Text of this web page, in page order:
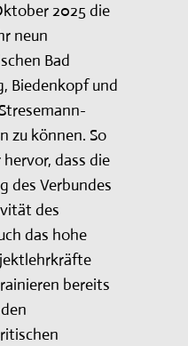
2025 die
neun
Bad
Biedenkopf und
zu können. So
dass die
des Verbundes
des
das hohe
bereits